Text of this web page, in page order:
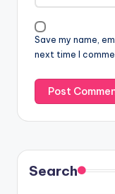
Save my name,
next time I
Search